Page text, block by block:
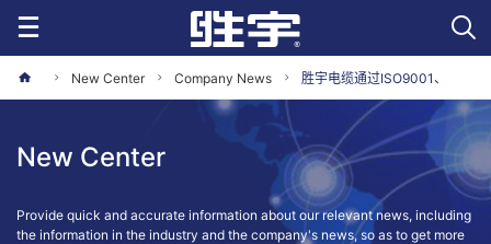
New Center Company News 胜宇电缆通过ISO9001、
New Center
Provide quick and accurate information about our relevant news, including
the information in the industry and the company's news, so as to get more